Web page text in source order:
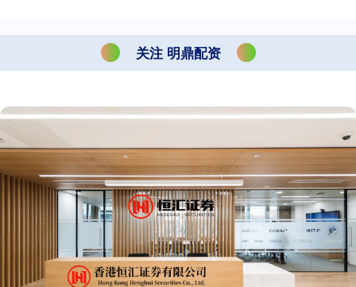
关注 明鼎配资